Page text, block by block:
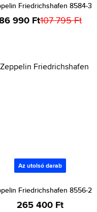
Friedrichshafen 8584-3
990 Ft107 795 Ft
Az utolsó darab
Friedrichshafen 8556-2
265 400 Ft